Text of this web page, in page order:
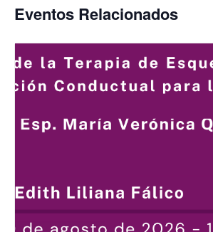
Eventos Relacionados